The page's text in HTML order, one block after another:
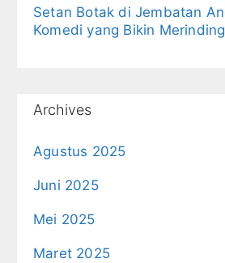
Setan Botak di Jembatan
Komedi yang Bikin
Archives
Agustus 2025
Juni 2025
Mei 2025
Maret 2025